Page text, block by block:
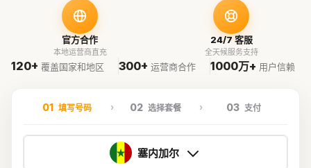
官方合作
本地运营商直充
24/7 客服
全天候服务支持
120+ 覆盖国家和地区 300+ 运营商合作 1000万+ 用户信赖
01 填写号码 02 选择套餐 03 支付
塞内加尔